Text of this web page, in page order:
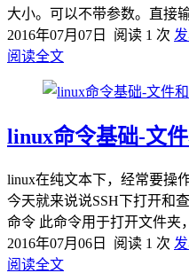
大小。可以不带参数。直接
2016年07月07日
阅读 1 次
阅读全文
linux命令基础-文
linux在纯文本下，经常要操
今天就来说说SSH下打开和
命令 此命令用于打开文件夹
2016年07月06日
阅读 1 次
阅读全文